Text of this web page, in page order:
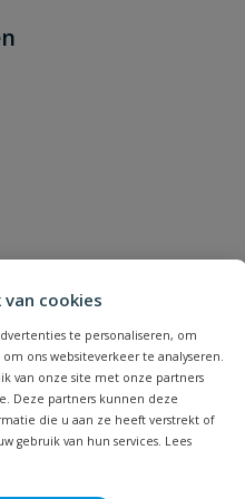
cookies
te personaliseren, om
ons websiteverkeer te analyseren.
van onze site met onze partners
Deze partners kunnen deze
die u aan ze heeft verstrekt of
gebruik van hun services. Lees